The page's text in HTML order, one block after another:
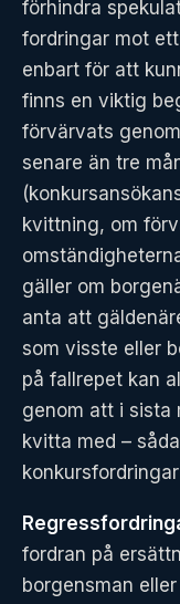
förhindra
fordringar mot
enbart för att
finns en viktig
förvärvats
senare än tre
kvittning, om
gäller om
anta att
som visste eller
på fallrepet kan
genom att i sista
kvitta med –
fordran på
borgensman